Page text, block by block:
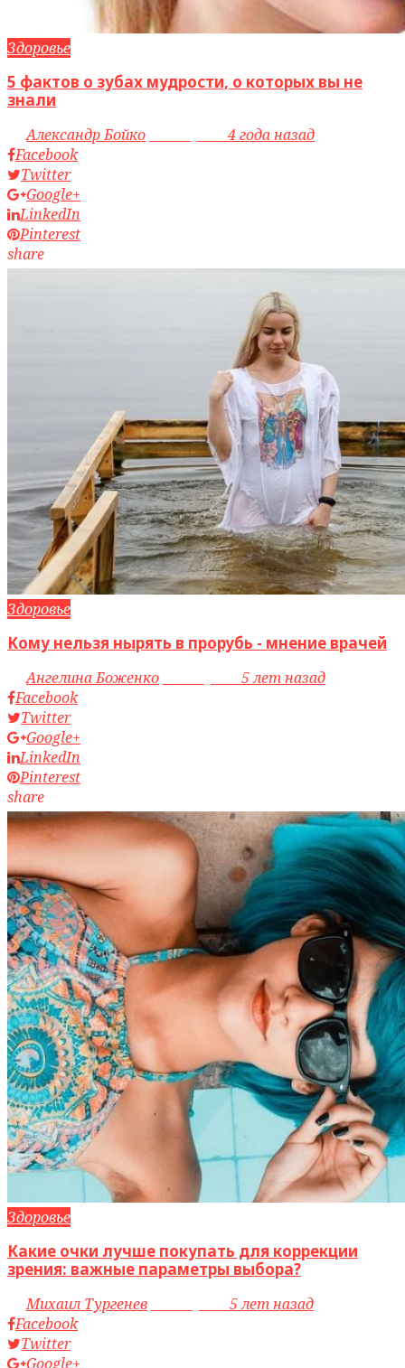
Здоровье
5 фактов о зубах мудрости, о которых вы не
знали
byАлександр Бойко
4 года назад
Facebook
Twitter
Google+
LinkedIn
Pinterest
share
Здоровье
Кому нельзя нырять в прорубь - мнение врачей
byАнгелина Боженко
5 лет назад
Facebook
Twitter
Google+
LinkedIn
Pinterest
share
Здоровье
Какие очки лучше покупать для коррекции
зрения: важные параметры выбора?
byМихаил Тургенев
5 лет назад
Facebook
Twitter
Google+